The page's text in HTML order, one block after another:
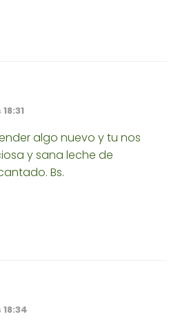
algo nuevo y tu nos
y sana leche de
Bs.